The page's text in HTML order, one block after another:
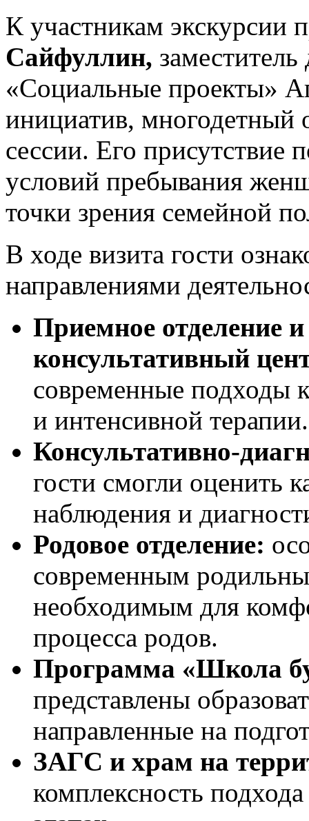
К участникам экскурсии
Сайфуллин,
«Социальные проекты»
инициатив, многодетный
сессии. Его присутствие
условий пребывания
точки зрения семейной
В ходе визита гости
направлениями
Приемное отделение
консультативный
современные подходы
и интенсивной терапии.
Консультативно-
гости смогли оценить
наблюдения и
Родовое отделение:
современным
необходимым для
процесса родов.
Программа «Школа
представлены
направленные на
ЗАГС и храм на
комплексность